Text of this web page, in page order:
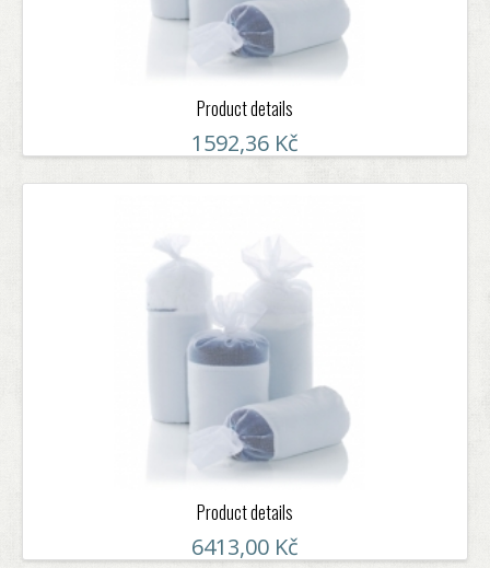
Product details
1592,36 Kč
Product details
6413,00 Kč